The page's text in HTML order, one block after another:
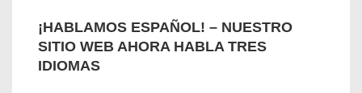
¡HABLAMOS ESPAÑOL! – NUESTRO
SITIO WEB AHORA HABLA TRES
IDIOMAS